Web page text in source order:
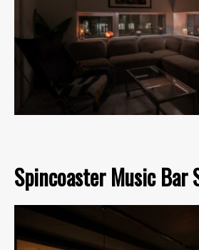
Spincoaster Music Bar